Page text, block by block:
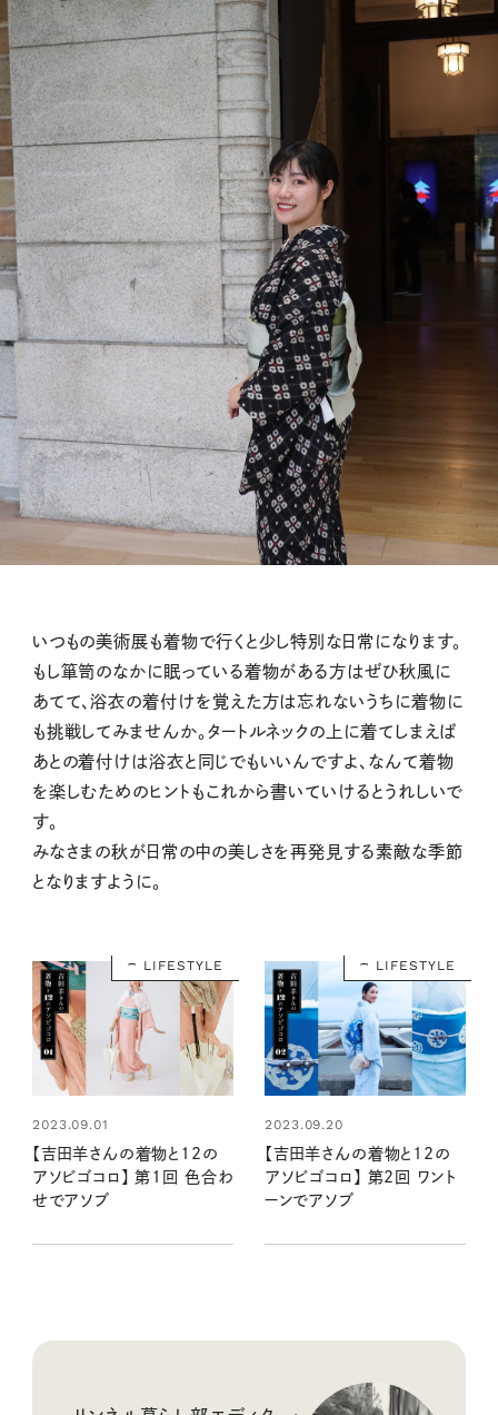
いつもの美術展も着物で行くと少し特別な日常になります。
もし箪笥のなかに眠っている着物がある方はぜひ秋風に
あてて、浴衣の着付けを覚えた方は忘れないうちに着物に
も挑戦してみませんか。タートルネックの上に着てしまえば
あとの着付けは浴衣と同じでもいいんですよ、なんて着物
を楽しむためのヒントもこれから書いていけるとうれしいで
す。
みなさまの秋が日常の中の美しさを再発見する素敵な季節
となりますように。
LIFESTYLE
2023.09.01
【吉田羊さんの着物と12の
アソビゴコロ】 第1回 色合わ
せでアソブ
LIFESTYLE
2023.09.20
【吉田羊さんの着物と12の
アソビゴコロ】 第2回 ワント
ーンでアソブ